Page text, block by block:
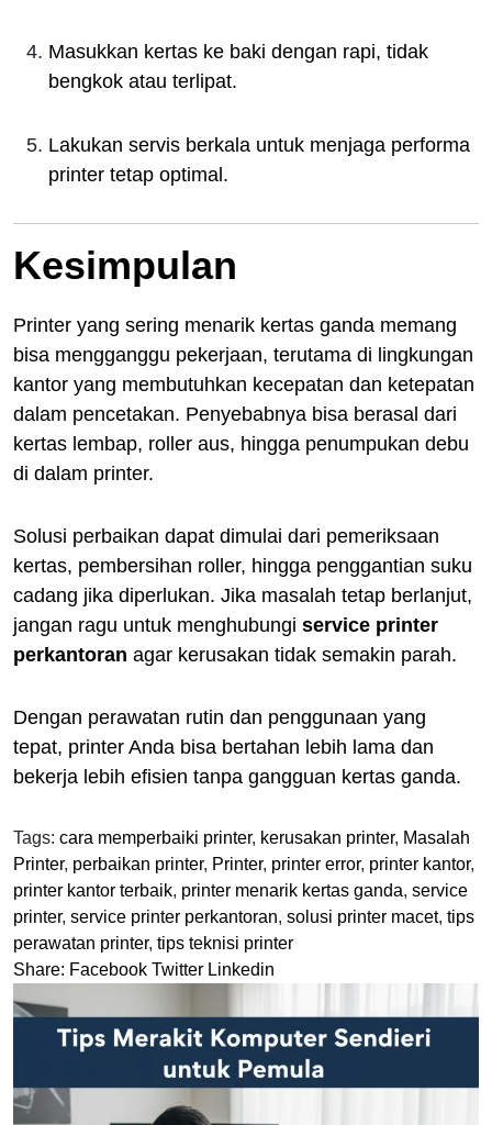
Masukkan kertas ke baki dengan rapi, tidak
bengkok atau terlipat.
Lakukan servis berkala untuk menjaga performa
printer tetap optimal.
Kesimpulan
Printer yang sering menarik kertas ganda memang
bisa mengganggu pekerjaan, terutama di lingkungan
kantor yang membutuhkan kecepatan dan ketepatan
dalam pencetakan. Penyebabnya bisa berasal dari
kertas lembap, roller aus, hingga penumpukan debu
di dalam printer.
Solusi perbaikan dapat dimulai dari pemeriksaan
kertas, pembersihan roller, hingga penggantian suku
cadang jika diperlukan. Jika masalah tetap berlanjut,
jangan ragu untuk menghubungi service printer
perkantoran agar kerusakan tidak semakin parah.
Dengan perawatan rutin dan penggunaan yang
tepat, printer Anda bisa bertahan lebih lama dan
bekerja lebih efisien tanpa gangguan kertas ganda.
Tags: cara memperbaiki printer, kerusakan printer, Masalah
Printer, perbaikan printer, Printer, printer error, printer kantor,
printer kantor terbaik, printer menarik kertas ganda, service
printer, service printer perkantoran, solusi printer macet, tips
perawatan printer, tips teknisi printer
Share: Facebook Twitter Linkedin